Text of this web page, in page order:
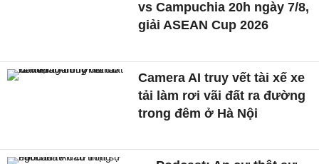
vs Campuchia 20h ngày 7/8,
giải ASEAN Cup 2026
Camera AI truy vết tài xế xe
tải làm rơi vãi đất ra đường
trong đêm ở Hà Nội